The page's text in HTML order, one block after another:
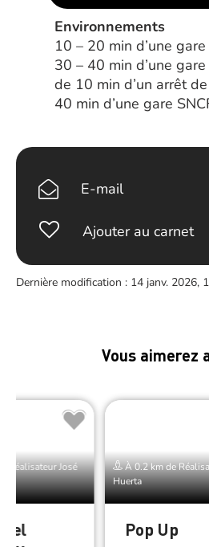
Environnements
10 – 20 min d’une
30 – 40 min d’une
de 10 min d’un arrêt
40 min d’une gare
E-mail
Ajouter au carnet
Dernière modification : 14 janv. 2026,
Vous aimerez
Réalisateur José
À 0.2 km de
Huerta
Pop Up